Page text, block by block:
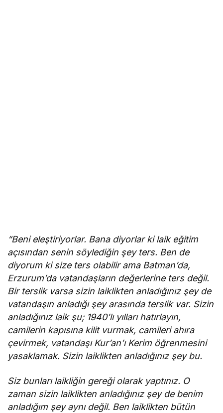
“Beni eleştiriyorlar. Bana diyorlar ki laik eğitim
açısından senin söylediğin şey ters. Ben de
diyorum ki size ters olabilir ama Batman’da,
Erzurum’da vatandaşların değerlerine ters değil.
Bir terslik varsa sizin laiklikten anladığınız şey de
vatandaşın anladığı şey arasında terslik var. Sizin
anladığınız laik şu; 1940’lı yılları hatırlayın,
camilerin kapısına kilit vurmak, camileri ahıra
çevirmek, vatandaşı Kur’an’ı Kerim öğrenmesini
yasaklamak. Sizin laiklikten anladığınız şey bu.
Siz bunları laikliğin gereği olarak yaptınız. O
zaman sizin laiklikten anladığınız şey de benim
anladığım şey aynı değil. Ben laiklikten bütün